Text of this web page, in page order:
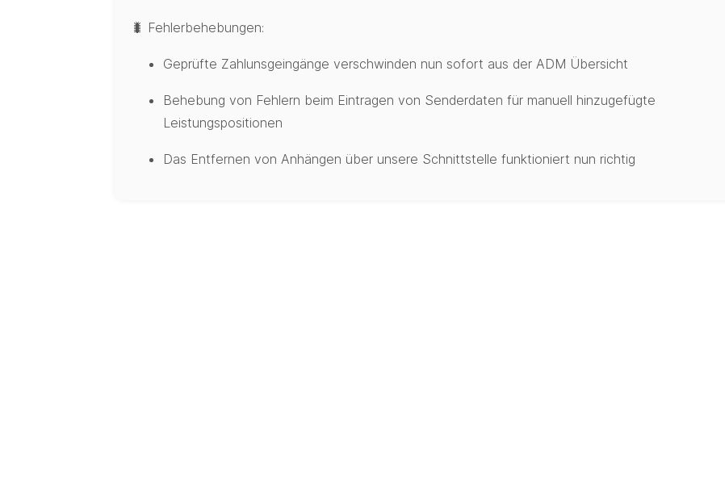
🐛 Fehlerbehebungen:
Geprüfte Zahlunsgeingänge verschwinden nun sofort aus der ADM Übersicht
Behebung von Fehlern beim Eintragen von Senderdaten für manuell hinzugefügte
Leistungspositionen
Das Entfernen von Anhängen über unsere Schnittstelle funktioniert nun richtig